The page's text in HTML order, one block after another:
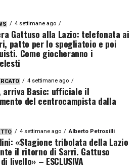
4 settimane ago
Gattuso alla Lazio: telefonata ai
patto per lo spogliatoio e poi
Come giocheranno i
4 settimane ago
arriva Basic: ufficiale il
del centrocampista dalla
4 settimane ago Alberto Petrosilli
«Stagione tribolata della Lazio
il ritorno di Sarri. Gattuso
livello» – ESCLUSIVA